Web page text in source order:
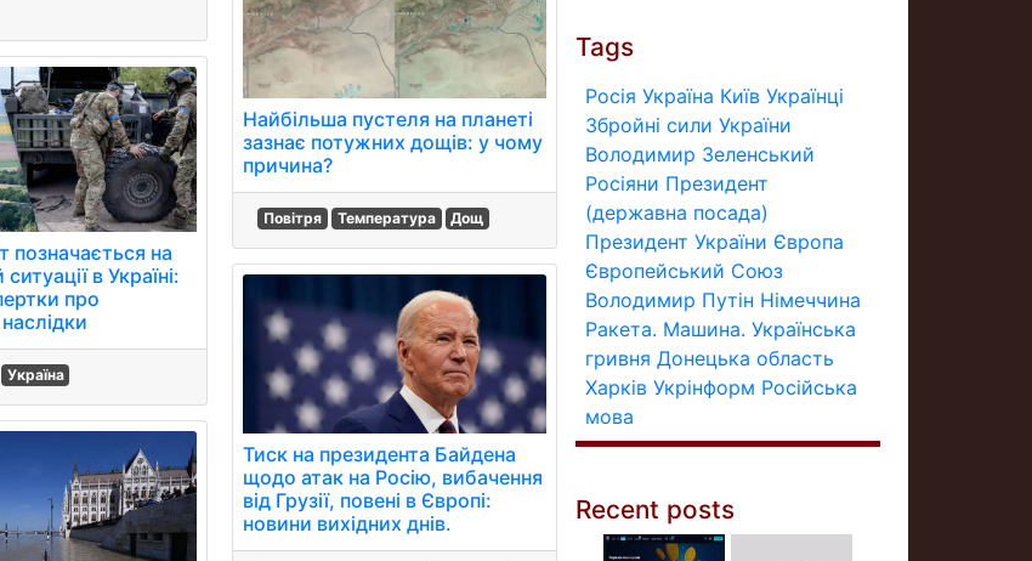
позначається на
ситуації в Україні:
про
Україна
Найбільша пустеля на планеті
зазнає потужних дощів: у чому
причина?
Повітря Температура Дощ
Тиск на президента Байдена
щодо атак на Росію, вибачення
від Грузії, повені в Європі:
новини вихідних днів.
Tags
Росія Україна Київ Українці
Збройні сили України
Володимир Зеленський
Росіяни Президент
(державна посада)
Президент України Європа
Європейський Союз
Володимир Путін Німеччина
Ракета. Машина. Українська
гривня Донецька область
Харків Укрінформ Російська
мова
Recent posts